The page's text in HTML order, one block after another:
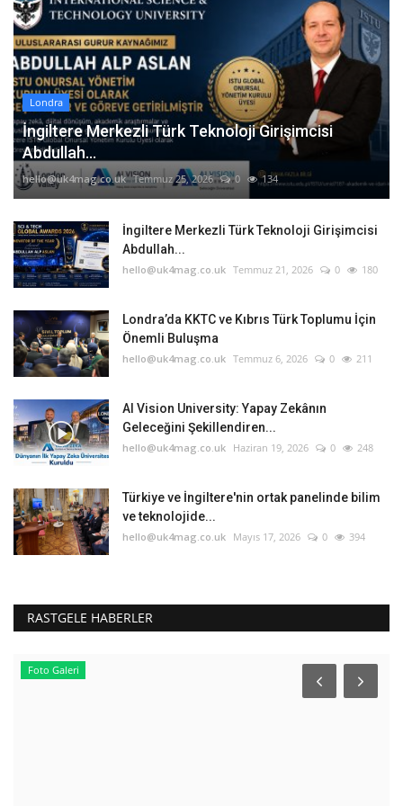
Londra
İngiltere Merkezli Türk Teknoloji Girişimcisi
Abdullah...
hello@uk4mag.co.uk Temmuz 25, 2026 0 134
İngiltere Merkezli Türk Teknoloji Girişimcisi
Abdullah...
hello@uk4mag.co.uk Temmuz 21, 2026 0 180
Londra’da KKTC ve Kıbrıs Türk Toplumu İçin
Önemli Buluşma
hello@uk4mag.co.uk Temmuz 6, 2026 0 211
AI Vision University: Yapay Zekânın
Geleceğini Şekillendiren...
hello@uk4mag.co.uk Haziran 19, 2026 0 248
Türkiye ve İngiltere'nin ortak panelinde bilim
ve teknolojide...
hello@uk4mag.co.uk Mayıs 17, 2026 0 394
RASTGELE HABERLER
Foto Galeri